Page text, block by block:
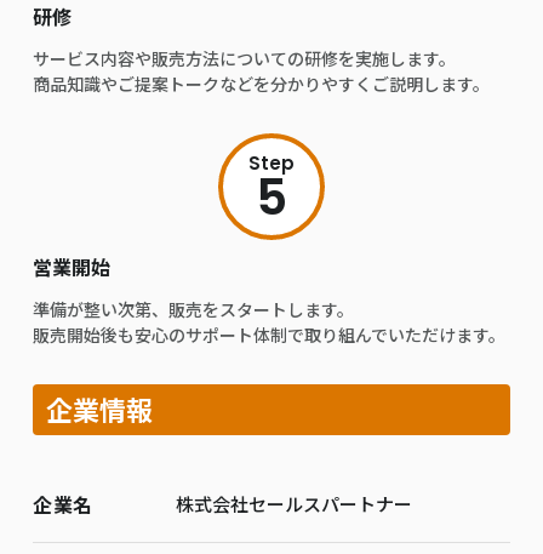
研修
サービス内容や販売方法についての研修を実施します。
商品知識やご提案トークなどを分かりやすくご説明します。
Step
5
営業開始
準備が整い次第、販売をスタートします。
販売開始後も安心のサポート体制で取り組んでいただけます。
企業情報
企業名 株式会社セールスパートナー